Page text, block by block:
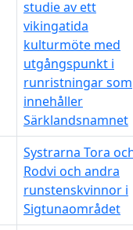
studie av ett
vikingatida
kulturmöte med
utgångspunkt i
runristningar som
innehåller
Särklandsnamnet
Systrarna Tora
Rodvi och andra
runstenskvinnor i
Sigtunaområdet